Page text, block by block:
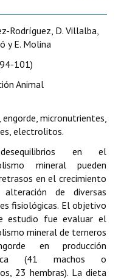
Rodríguez, D. Villalba,
y E. Molina
101)
Animal
engorde, micronutrientes,
electrolitos.
en el
mineral pueden
en el crecimiento
de diversas
fisiológicas. El objetivo
estudio fue evaluar el
mineral de terneros
en producción
(41 machos o
23 hembras). La dieta